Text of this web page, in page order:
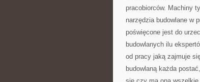
pracobiorców. Machiny
narzędzia budowlane w
poświęcone jest do
budowlanych ilu
od pracy jaką zajmuje
budowlaną każda